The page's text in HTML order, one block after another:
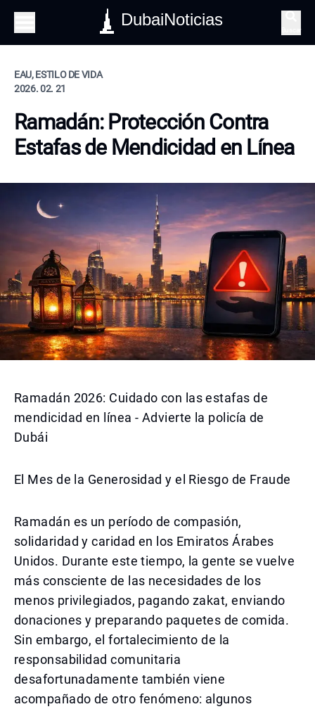
DubaiNoticias
EAU, ESTILO DE VIDA
2026. 02. 21
Ramadán: Protección Contra
Estafas de Mendicidad en Línea
Ramadán 2026: Cuidado con las estafas de
mendicidad en línea - Advierte la policía de
Dubái
El Mes de la Generosidad y el Riesgo de Fraude
Ramadán es un período de compasión,
solidaridad y caridad en los Emiratos Árabes
Unidos. Durante este tiempo, la gente se vuelve
más consciente de las necesidades de los
menos privilegiados, pagando zakat, enviando
donaciones y preparando paquetes de comida.
Sin embargo, el fortalecimiento de la
responsabilidad comunitaria
desafortunadamente también viene
acompañado de otro fenómeno: algunos